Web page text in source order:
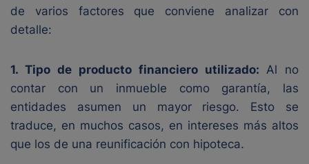
de varios factores que conviene analizar con
detalle:
1. Tipo de producto financiero utilizado: Al no
contar con un inmueble como garantía, las
entidades asumen un mayor riesgo. Esto se
traduce, en muchos casos, en intereses más altos
que los de una reunificación con hipoteca.